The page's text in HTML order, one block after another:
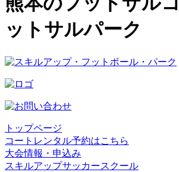
ットサルパーク
トップページ
コートレンタル予約はこちら
大会情報・申込み
スキルアップサッカースクール